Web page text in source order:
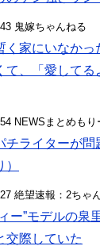
鬼嫁ちゃんねる
く家にいなか
て、「愛してる
NEWSまとめも
チライターが
絶望速報：2ちゃ
ー”モデルの泉
交際していた